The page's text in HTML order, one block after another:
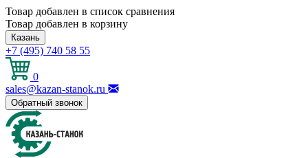
Товар добавлен в список сравнения
Товар добавлен в корзину
Казань
+7 (495) 740 58 55
0
sales@kazan-stanok.ru
Обратный звонок